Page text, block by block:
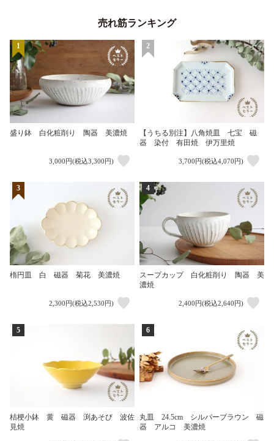
売れ筋ランキング
1
盛り鉢 白化粧削り 陶器 美濃焼
3,000円(税込3,300円)
2
【うちる別注】八角焼皿 七宝 磁
器 染付 有田焼 伊万里焼
3,700円(税込4,070円)
3
楕円皿 白 磁器 菊花 美濃焼
2,300円(税込2,530円)
4
スープカップ 白化粧削り 陶器 美
濃焼
2,400円(税込2,640円)
5
桔梗小鉢 黄 磁器 渕あそび 波佐
見焼
6
丸皿 24.5cm シルバーブラウン 磁
器 アルコ 美濃焼